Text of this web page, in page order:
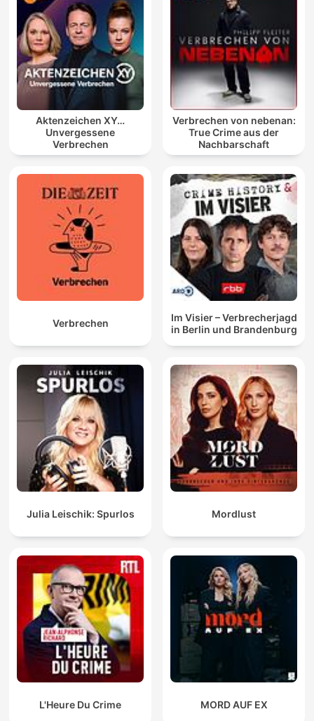
Aktenzeichen XY…
Unvergessene
Verbrechen
Verbrechen von nebenan:
True Crime aus der
Nachbarschaft
Verbrechen
Im Visier – Verbrecherjagd
in Berlin und Brandenburg
Julia Leischik: Spurlos Mordlust
L'Heure Du Crime MORD AUF EX